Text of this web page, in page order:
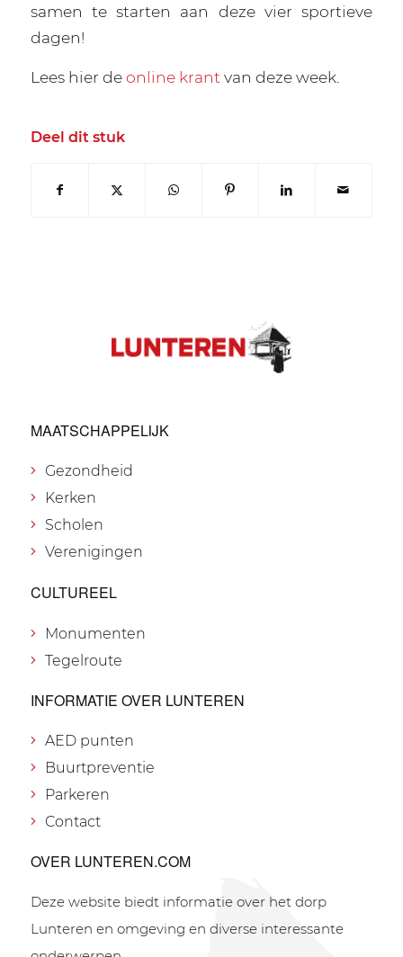
samen te starten aan deze vier sportieve
dagen!
Lees hier deonline krant van deze week.
Deel dit stuk
MAATSCHAPPELIJK
Gezondheid
Kerken
Scholen
Verenigingen
CULTUREEL
Monumenten
Tegelroute
INFORMATIE OVER LUNTEREN
AED punten
Buurtpreventie
Parkeren
Contact
OVER LUNTEREN.COM
Deze website biedt informatie over het dorp
Lunteren en omgeving en diverse interessante